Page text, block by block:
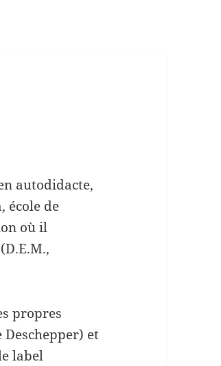
autodidacte,
école de
où il
propres
et
label